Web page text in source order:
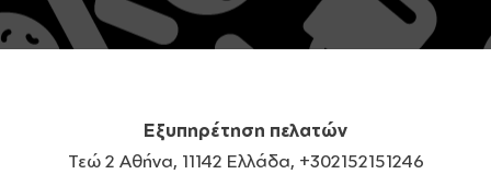
Εξυπηρέτηση πελατών
Τεώ 2 Αθήνα, 11142 Ελλάδα, +302152151246